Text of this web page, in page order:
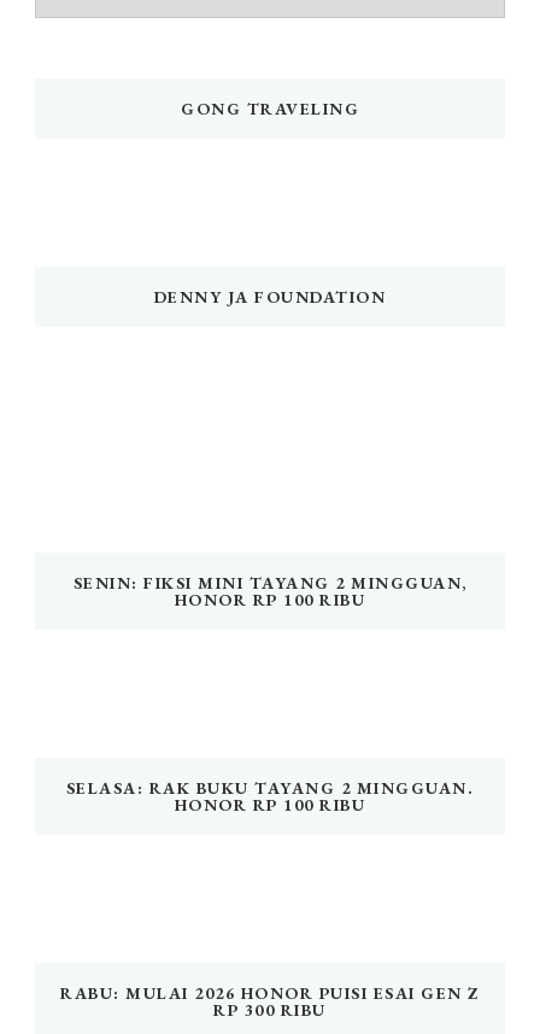
GONG TRAVELING
DENNY JA FOUNDATION
SENIN: FIKSI MINI TAYANG 2 MINGGUAN,
HONOR RP 100 RIBU
SELASA: RAK BUKU TAYANG 2 MINGGUAN.
HONOR RP 100 RIBU
RABU: MULAI 2026 HONOR PUISI ESAI GEN Z
RP 300 RIBU